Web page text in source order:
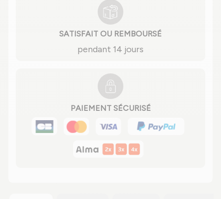
SATISFAIT OU REMBOURSÉ
pendant 14 jours
PAIEMENT SÉCURISÉ